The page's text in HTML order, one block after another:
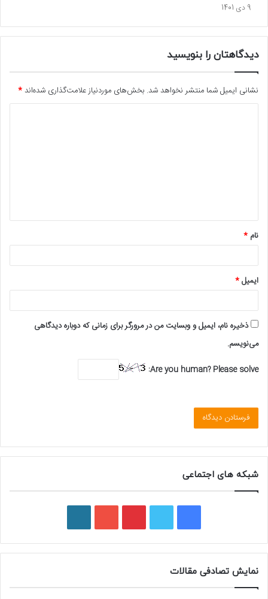
9 دی 1401
دیدگاهتان را بنویسید
نشانی ایمیل شما منتشر نخواهد شد. بخش‌های موردنیاز علامت‌گذاری شده‌اند*
*
نام *
ایمیل*
ذخیره نام، ایمیل و وبسایت من در مرورگر برای زمانی که دوباره دیدگاهی
می‌نویسم.
Are you human? Please solve:
شبکه های اجتماعی
ی
س
ب
و
ی
ی
ت
و
ی
ر
پ
نمایش تصادفی مقالات